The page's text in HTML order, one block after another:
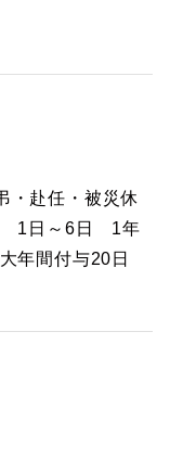
・赴任・被災休
1日～6日 1年
年間付与20日